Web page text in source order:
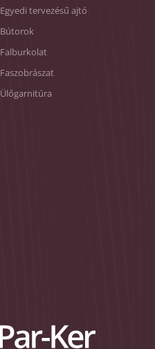
Egyedi tervezésű ajtó
Bútorok
Falburkolat
Faszobrászat
Ülőgarnitúra